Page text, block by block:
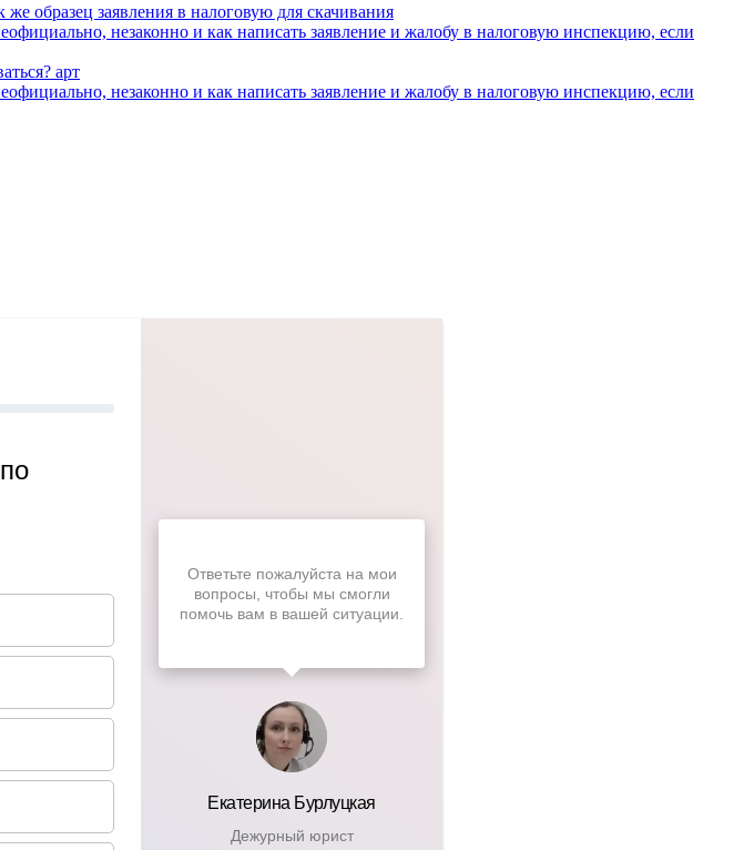
образец заявления в налоговую для скачивания
незаконно и как написать заявление и жалобу в налоговую инспекцию, если
арт
незаконно и как написать заявление и жалобу в налоговую инспекцию, если